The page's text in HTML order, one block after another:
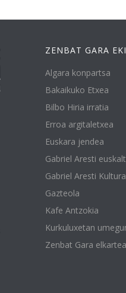
ZENBAT GARA
Algara konpartsa
Bakaikuko Etxea
Bilbo Hiria irratia
Erroa argitaletxea
Euskara jendea
Gabriel Aresti
Gabriel Aresti
Gazteola
Kafe Antzokia
Kurkuluxetan
Zenbat Gara elkartea